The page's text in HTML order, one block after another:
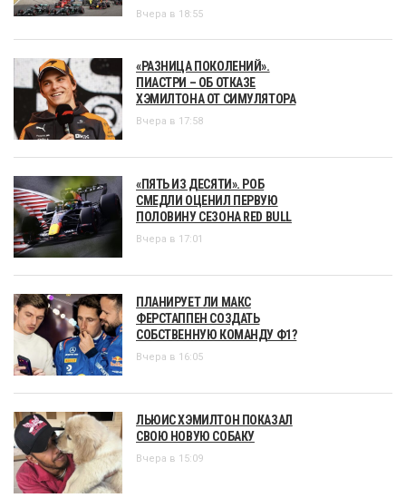
Вчера в 18:55
«РАЗНИЦА ПОКОЛЕНИЙ».
ПИАСТРИ – ОБ ОТКАЗЕ
ХЭМИЛТОНА ОТ СИМУЛЯТОРА
Вчера в 17:58
«ПЯТЬ ИЗ ДЕСЯТИ». РОБ
СМЕДЛИ ОЦЕНИЛ ПЕРВУЮ
ПОЛОВИНУ СЕЗОНА RED BULL
Вчера в 17:01
ПЛАНИРУЕТ ЛИ МАКС
ФЕРСТАППЕН СОЗДАТЬ
СОБСТВЕННУЮ КОМАНДУ Ф1?
Вчера в 16:05
ЛЬЮИС ХЭМИЛТОН ПОКАЗАЛ
СВОЮ НОВУЮ СОБАКУ
Вчера в 15:09